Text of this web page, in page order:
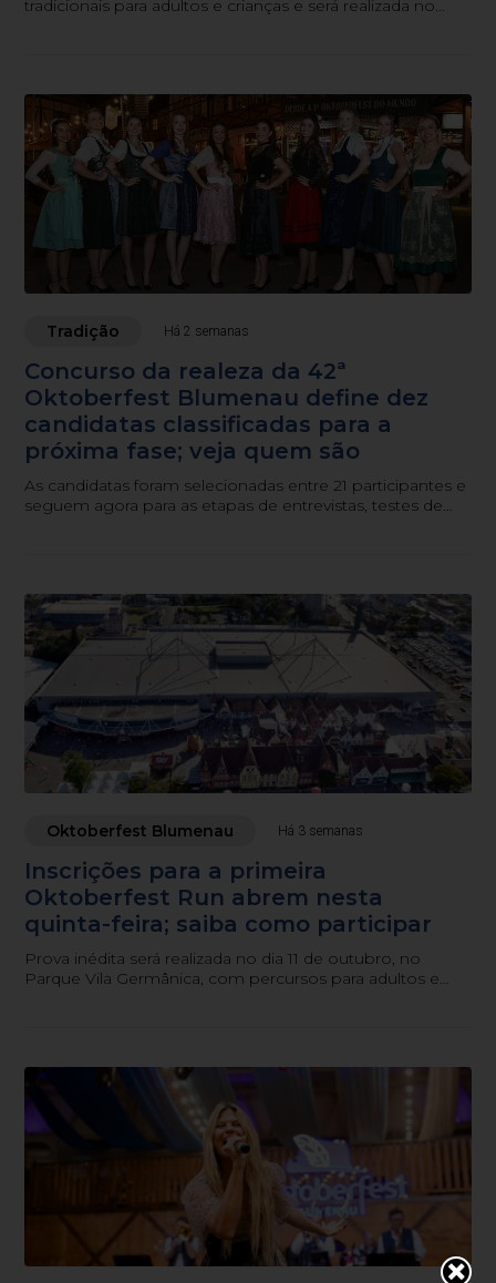
tradicionais para adultos e crianças e será realizada no
Tradição Há 2 semanas
Concurso da realeza da 42ª
Oktoberfest Blumenau define dez
candidatas classificadas para a
próxima fase; veja quem são
As candidatas foram selecionadas entre 21 participantes e
seguem agora para as etapas de entrevistas, testes de
Oktoberfest Blumenau Há 3 semanas
Inscrições para a primeira
Oktoberfest Run abrem nesta
quinta-feira; saiba como participar
Prova inédita será realizada no dia 11 de outubro, no
Parque Vila Germânica, com percursos para adultos e